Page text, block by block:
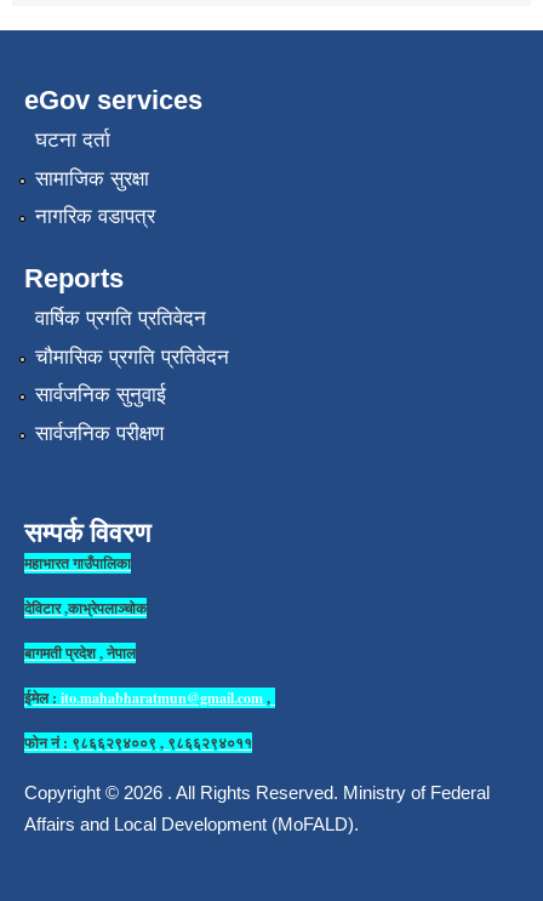
eGov services
घटना दर्ता
सामाजिक सुरक्षा
नागरिक वडापत्र
Reports
वार्षिक प्रगति प्रतिवेदन
चौमासिक प्रगति प्रतिवेदन
सार्वजनिक सुनुवाई
सार्वजनिक परीक्षण
सम्पर्क विवरण
महाभारत गाउँपालिका
देविटार ,काभ्रेपलाञ्चोक
बागमती प्रदेश , नेपाल
ईमेल : ito.mahabharatmun@gmail.com,
फोन नं : ९८६६२९४००९ , ९८६६२९४०११
Copyright © 2026 . All Rights Reserved. Ministry of Federal
Affairs and Local Development (MoFALD).